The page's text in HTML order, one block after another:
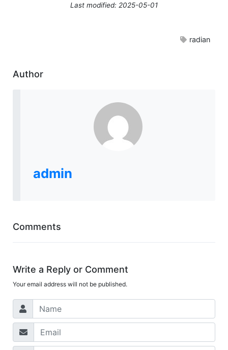
Last modified: 2025-05-01
radian
Author
admin
Comments
Write a Reply or Comment
Your email address will not be published.